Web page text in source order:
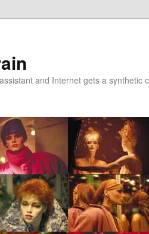
and Internet gets a synthetic